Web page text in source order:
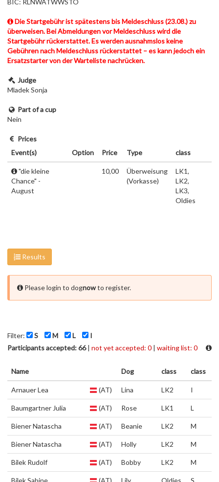
BIC: RLNWATWWSTO
Die Startgebühr ist spätestens bis Meldeschluss (23.08.) zu
überweisen. Bei Abmeldungen vor Meldeschluss wird die
Startgebühr rückerstattet. Es werden ausnahmslos keine
Gebühren nach Meldeschluss rückerstattet – es kann jedoch ein
Ersatzstarter von der Warteliste nachrücken.
Judge
Mladek Sonja
Part of a cup
Nein
Prices
Event(s)
Option Price Type class
"die kleine
Chance" -
August
10,00
Überweisung
(Vorkasse)
LK1,
LK2,
LK3,
Oldies
Results
Please login to dognowto register.
Filter: S M L
I
Participants accepted: 66| not yet accepted: 0 | waiting list: 0
Name Dog class class
Arnauer Lea (AT) Lina LK2 I
Baumgartner Julia (AT) Rose LK1 L
Biener Natascha (AT) Beanie LK2 M
Biener Natascha (AT) Holly LK2 M
Bilek Rudolf (AT) Bobby LK2 M
Bilek Sabine (AT) Lily Oldies S